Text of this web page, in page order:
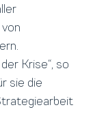
Krise“, so
sie die